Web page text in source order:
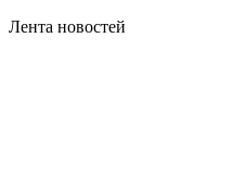
Лента новостей